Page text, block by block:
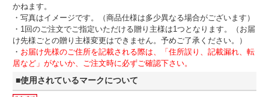
かねます。
・写真はイメージです。（商品仕様は多少異なる場合がございます）
・1回のご注文でご指定いただける贈り主様は1つとなります。（お届
け先様ごとの贈り主様変更はできません。予めご了承ください。）
・ お届け先様のご住所を記載される際は、「住所誤り、記載漏れ、転
居など」がないか、ご注文時に必ずご確認下さい。
■使用されているマークについて